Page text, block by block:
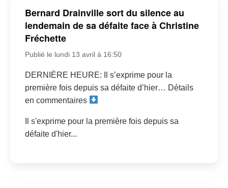
Bernard Drainville sort du silence au
lendemain de sa défaite face à Christine
Fréchette
Publié le lundi 13 avril à 16:50
DERNIÈRE HEURE: Il s’exprime pour la
première fois depuis sa défaite d’hier… Détails
en commentaires
Il s'exprime pour la première fois depuis sa
défaite d'hier...